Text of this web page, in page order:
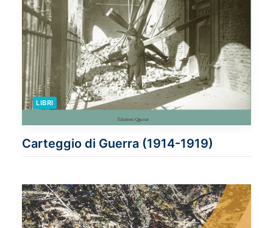
LIBRI
Carteggio di Guerra (1914-1919)